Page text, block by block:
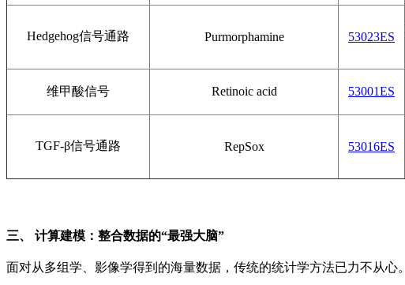
Hedgehog信号通路 Purmorphamine 53023ES
维甲酸信号 Retinoic acid 53001ES
TGF-β信号通路 RepSox 53016ES
三、 计算建模：整合数据的“最强大脑”
面对从多组学、影像学得到的海量数据，传统的统计学方法已力不从心。